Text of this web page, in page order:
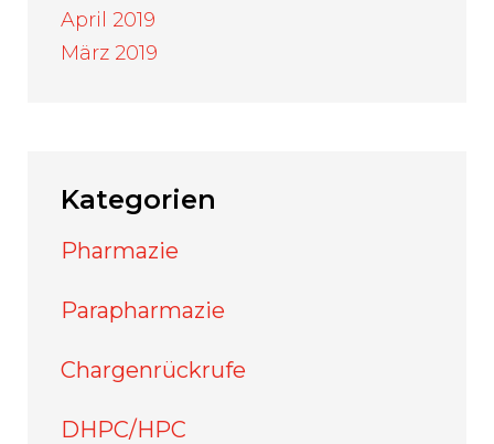
April 2019
März 2019
Kategorien
Pharmazie
Parapharmazie
Chargenrückrufe
DHPC/HPC